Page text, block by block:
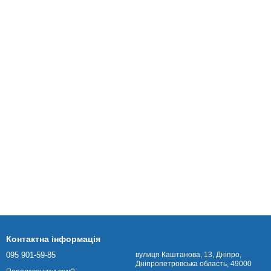
Контактна інформація
095 901-59-85
вулиця Каштанова, 13, Дніпро,
Дніпропетровська область, 49000